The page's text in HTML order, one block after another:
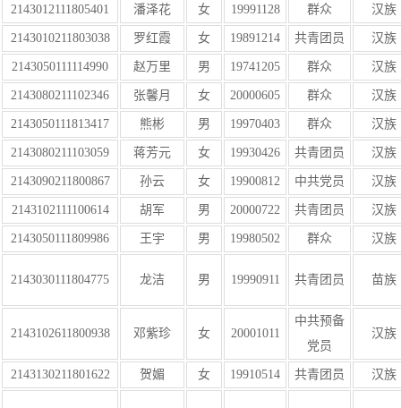
2143012111805401 潘泽花 女 19991128 群众 汉族
2143010211803038 罗红霞 女 19891214 共青团员 汉族
2143050111114990 赵万里 男 19741205 群众 汉族
2143080211102346 张馨月 女 20000605 群众 汉族
2143050111813417 熊彬 男 19970403 群众 汉族
2143080211103059 蒋芳元 女 19930426 共青团员 汉族
2143090211800867 孙云 女 19900812 中共党员 汉族
2143102111100614 胡军 男 20000722 共青团员 汉族
2143050111809986 王宇 男 19980502 群众 汉族
2143030111804775 龙洁 男 19990911 共青团员 苗族
2143102611800938 邓紫珍 女 20001011
中共预备
党员
汉族
2143130211801622 贺媚 女 19910514 共青团员 汉族